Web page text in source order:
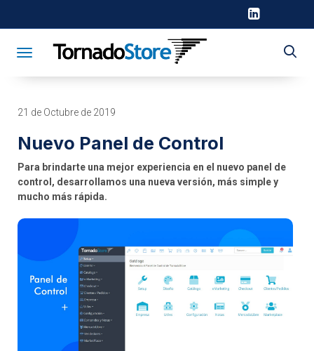
Toggle navigation
21 de Octubre de 2019
Nuevo Panel de Control
Para brindarte una mejor experiencia en el nuevo panel de
control, desarrollamos una nueva versión, más simple y
mucho más rápida.